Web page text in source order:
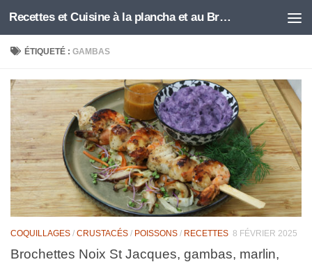
Skip to content Recettes et Cuisine à la plancha et au Brasero
ÉTIQUETÉ :GAMBAS
COQUILLAGES / CRUSTACÉS / POISSONS / RECETTES 8 FÉVRIER 2025
Brochettes Noix St Jacques, gambas, marlin,